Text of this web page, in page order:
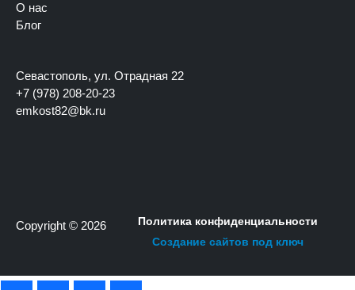
О нас
Блог
Севастополь, ул. Отрадная 22
+7 (978) 208-20-23
emkost82@bk.ru
Copyright © 2026
Политика конфиденциальности
Создание сайтов под ключ